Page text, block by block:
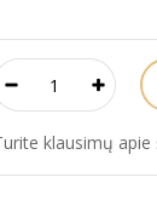
klausimų apie